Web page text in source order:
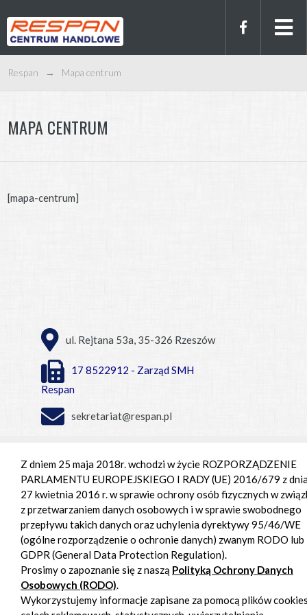
Respan → Mapa centrum
MAPA CENTRUM
[mapa-centrum]
ul. Rejtana 53a, 35-326 Rzeszów
17 8522912 - Zarząd SMH
Respan
sekretariat@respan.pl
Pon. - pt. 9:00 – 18:00,
Sob. 9:00 - 15:00
Z dniem 25 maja 2018r. wchodzi w życie ROZPORZĄDZENIE
PARLAMENTU EUROPEJSKIEGO I RADY (UE) 2016/679 z
27 kwietnia 2016 r. w sprawie ochrony osób fizycznych w
z przetwarzaniem danych osobowych i w sprawie swobodnego
przepływu takich danych oraz uchylenia dyrektywy 95/46/WE
(ogólne rozporządzenie o ochronie danych) zwanym RODO lub
GDPR (General Data Protection Regulation).
Prosimy o zapoznanie się z naszą Polityką Ochrony Danych
Osobowych (RODO).
Wykorzystujemy informacje zapisane za pomocą plików